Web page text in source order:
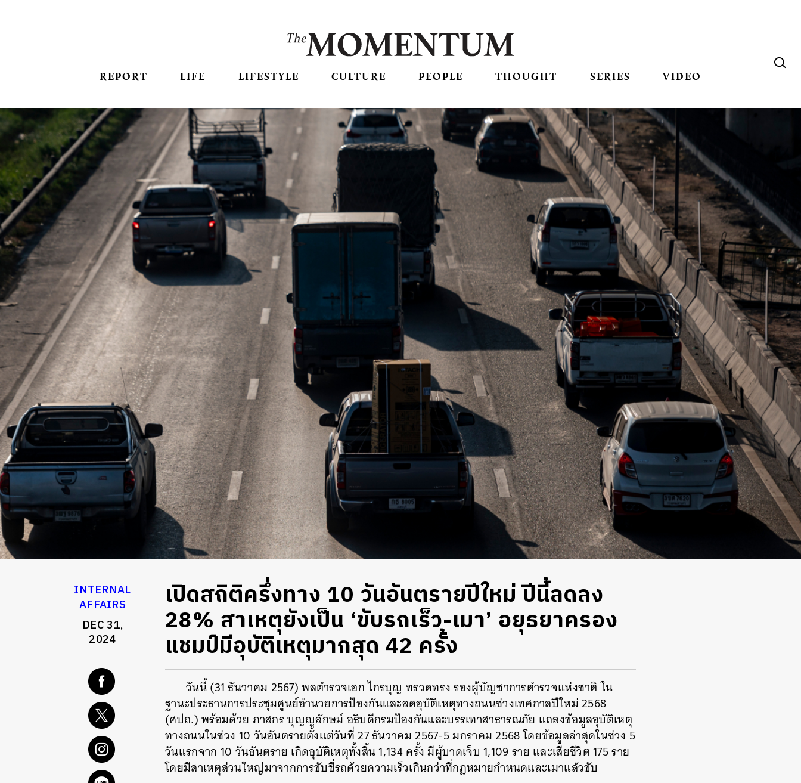
REPORT LIFE LIFESTYLE CULTURE PEOPLE THOUGHT SERIES VIDEO
INTERNAL
AFFAIRS
DEC 31,
2024
เปิดสถิติครึ่งทาง 10 วันอันตรายปีใหม่ ปีนี้ลดลง
28% สาเหตุยังเป็น ‘ขับรถเร็ว-เมา’ อยุธยาครอง
แชมป์มีอุบัติเหตุมากสุด 42 ครั้ง
วันนี้ (31 ธันวาคม 2567) พลตำรวจเอก ไกรบุญ ทรวดทรง รองผู้บัญชาการตำรวจแห่งชาติ ใน
ฐานะประธานการประชุมศูนย์อำนวยการป้องกันและลดอุบัติเหตุทางถนนช่วงเทศกาลปีใหม่ 2568
(ศปถ.) พร้อมด้วย ภาสกร บุญญลักษม์ อธิบดีกรมป้องกันและบรรเทาสาธารณภัย แถลงข้อมูลอุบัติเหตุ
ทางถนนในช่วง 10 วันอันตรายตั้งแต่วันที่ 27 ธันวาคม 2567-5 มกราคม 2568 โดยข้อมูลล่าสุดในช่วง 5
วันแรกจาก 10 วันอันตราย เกิดอุบัติเหตุทั้งสิ้น 1,134 ครั้ง มีผู้บาดเจ็บ 1,109 ราย และเสียชีวิต 175 ราย
โดยมีสาเหตุส่วนใหญ่มาจากการขับขี่รถด้วยความเร็วเกินกว่าที่กฎหมายกำหนดและเมาแล้วขับ